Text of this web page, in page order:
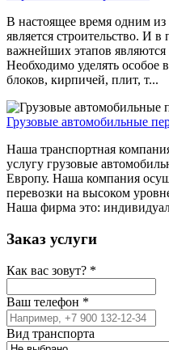
В настоящее время одним
является строительство. И в
важнейших этапов являются
Необходимо уделять особое
блоков, кирпичей, плит, т...
Грузовые автомобильные
Наша транспортная
услугу грузовые
Европу. Наша компания
перевозки на высоком
Наша фирма это:
Заказ услуги
Как вас зовут? *
Ваш телефон *
Вид транспорта